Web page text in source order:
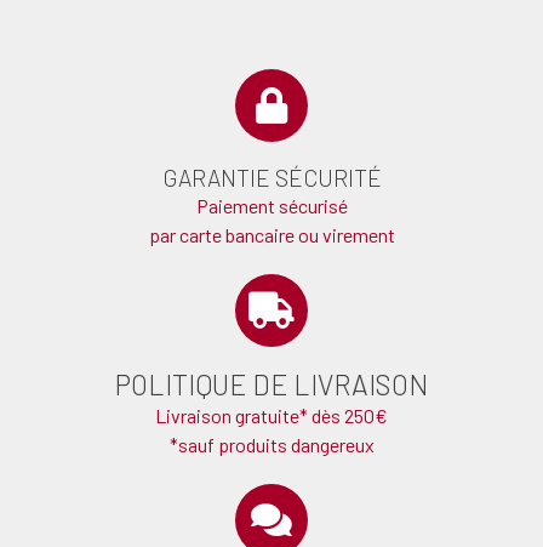
GARANTIE SÉCURITÉ
Paiement sécurisé
par carte bancaire ou virement
POLITIQUE DE LIVRAISON
Livraison gratuite* dès 250€
*sauf produits dangereux